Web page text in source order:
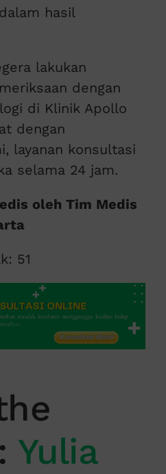
hasil
lakukan
dengan
di Klinik Apollo
dengan
layanan konsultasi
selama 24 jam.
oleh Tim Medis
51
Yulia